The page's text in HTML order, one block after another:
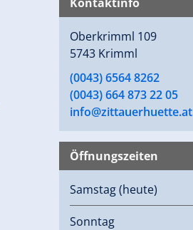
Oberkrimml 109
5743 Krimml
(0043) 6564 8262
(0043) 664 873 22 05
info@zittauerhuette.at
Öffnungszeiten
Samstag(heute)
Sonntag